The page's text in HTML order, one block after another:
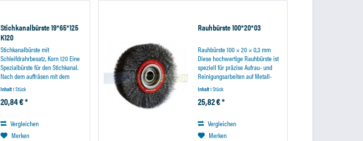
Stichkanalbürste 19*65*125
K120
Stichkanalbürste mit
Schleifdrahrbesatz, Korn 120 Eine
Spezialbürste für den Stichkanal.
Nach dem auffräsen mit dem
Stahlcordfräser kommt diese
Spezialbürste zum Einsatz. Durch
die Anwendung dieses Produktes
Inhalt1 Stück
20,84 € *
Vergleichen
Merken
Rauhbürste 100*20*03
Rauhbürste 100 × 20 × 0,3 mm
Diese hochwertige Rauhbürste ist
speziell für präzise Aufrau- und
Reinigungsarbeiten auf Metall-
und Gummioberflächen konzipiert.
Sie eignet sich optimal für
Anwendungen in der Reifen- und
Inhalt1 Stück
25,82 € *
Vergleichen
Merken